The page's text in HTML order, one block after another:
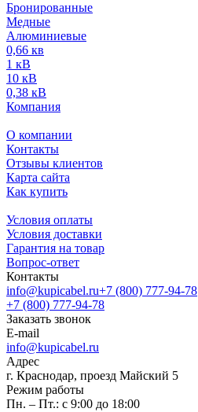
Бронированные
Медные
Алюминиевые
0,66 кв
1 кВ
10 кВ
0,38 кВ
Компания
О компании
Контакты
Отзывы клиентов
Карта сайта
Как купить
Условия оплаты
Условия доставки
Гарантия на товар
Вопрос-ответ
Контакты
info@kupicabel.ru+7 (800) 777-94-78
+7 (800) 777-94-78
Заказать звонок
E-mail
info@kupicabel.ru
Адрес
г. Краснодар, проезд Майский 5
Режим работы
Пн. – Пт.: с 9:00 до 18:00